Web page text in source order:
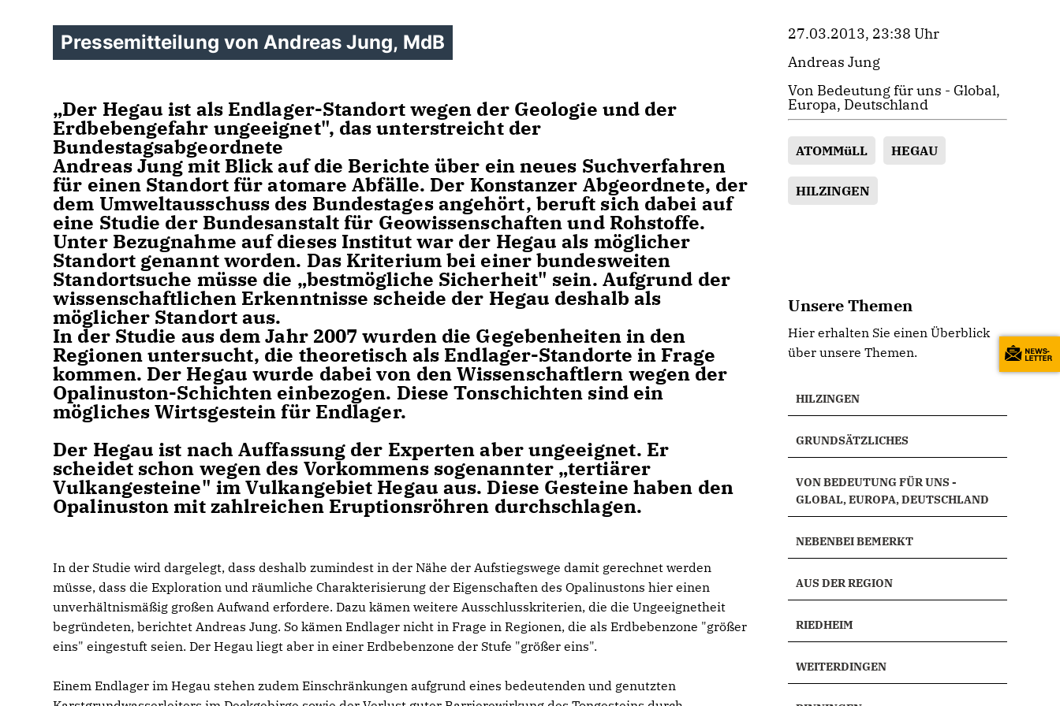
Pressemitteilung von Andreas Jung, MdB
Der Hegau ist als Endlager-Standort wegen der Geologie und der
Erdbebengefahr ungeeignet", das unterstreicht der
Bundestagsabgeordnete
Andreas Jung mit Blick auf die Berichte über ein neues Suchverfahren
für einen Standort für atomare Abfälle. Der Konstanzer Abgeordnete, der
dem Umweltausschuss des Bundestages angehört, beruft sich dabei auf
eine Studie der Bundesanstalt für Geowissenschaften und Rohstoffe.
Unter Bezugnahme auf dieses Institut war der Hegau als möglicher
Standort genannt worden. Das Kriterium bei einer bundesweiten
Standortsuche müsse die „bestmögliche Sicherheit" sein. Aufgrund der
wissenschaftlichen Erkenntnisse scheide der Hegau deshalb als
möglicher Standort aus.
In der Studie aus dem Jahr 2007 wurden die Gegebenheiten in den
Regionen untersucht, die theoretisch als Endlager-Standorte in Frage
kommen. Der Hegau wurde dabei von den Wissenschaftlern wegen der
Opalinuston-Schichten einbezogen. Diese Tonschichten sind ein
mögliches Wirtsgestein für Endlager.
Der Hegau ist nach Auffassung der Experten aber ungeeignet. Er
scheidet schon wegen des Vorkommens sogenannter „tertiärer
Vulkangesteine" im Vulkangebiet Hegau aus. Diese Gesteine haben den
Opalinuston mit zahlreichen Eruptionsröhren durchschlagen.
In der Studie wird dargelegt, dass deshalb zumindest in der Nähe der Aufstiegswege damit gerechnet werden
müsse, dass die Exploration und räumliche Charakterisierung der Eigenschaften des Opalinustons hier einen
unverhältnismäßig großen Aufwand erfordere. Dazu kämen weitere Ausschlusskriterien, die die Ungeeignetheit
begründeten, berichtet Andreas Jung. So kämen Endlager nicht in Frage in Regionen, die als Erdbebenzone "größer
eins" eingestuft seien. Der Hegau liegt aber in einer Erdbebenzone der Stufe "größer eins".
Einem Endlager im Hegau stehen zudem Einschränkungen aufgrund eines bedeutenden und genutzten
27.03.2013, 23:38 Uhr
Andreas Jung
Von Bedeutung für uns - Global,
Europa, Deutschland
ATOMMüLL HEGAU
HILZINGEN
Unsere Themen
Hier erhalten Sie einen Überblick
über unsere Themen.
HILZINGEN
GRUNDSÄTZLICHES
VON BEDEUTUNG FÜR UNS -
GLOBAL, EUROPA, DEUTSCHLAND
NEBENBEI BEMERKT
AUS DER REGION
RIEDHEIM
WEITERDINGEN